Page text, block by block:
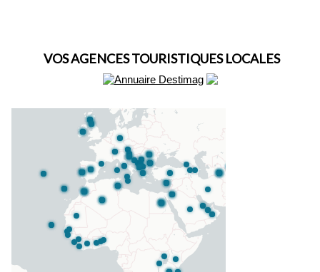
VOS AGENCES TOURISTIQUES LOCALES